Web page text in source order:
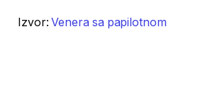
Izvor:Venera sa papilotnom